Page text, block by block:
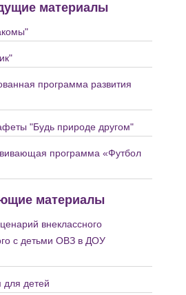
материалы
программа развития
"Будь природе другом"
программа «Футбол
материалы
внеклассного
с детьми ОВЗ в ДОУ
детей